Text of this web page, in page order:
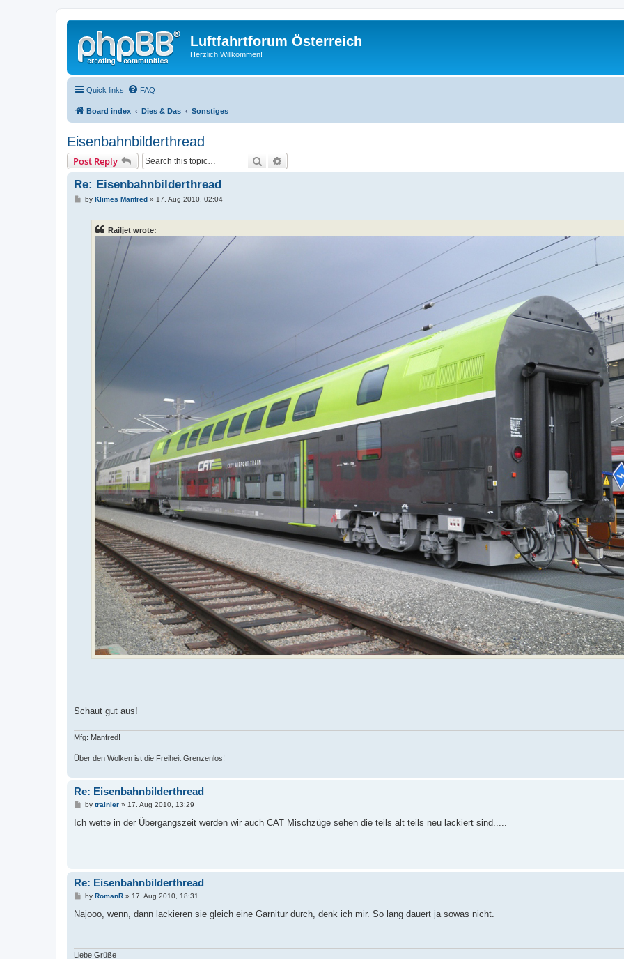
Luftfahrtforum Österreich
Herzlich Willkommen!
Quick links FAQ
Board index Dies & Das Sonstiges
Eisenbahnbilderthread
Post Reply Search
Re: Eisenbahnbilderthread
Pby Klimes Manfred» 17. Aug 2010, 02:04
Railjet wrote:
Schaut gut aus!
Mfg: Manfred!
Über den Wolken ist die Freiheit Grenzenlos!
Re: Eisenbahnbilderthread
P
s
by trainler» 17. Aug 2010, 13:29
Ich wette in der Übergangszeit werden wir auch CAT Mischzüge sehen die teils alt teils neu lackiert sind.....
Re: Eisenbahnbilderthread
P
s
by RomanR» 17. Aug 2010, 18:31
Najooo, wenn, dann lackieren sie gleich eine Garnitur durch, denk ich mir. So lang dauert ja sowas nicht.
Liebe Grüße